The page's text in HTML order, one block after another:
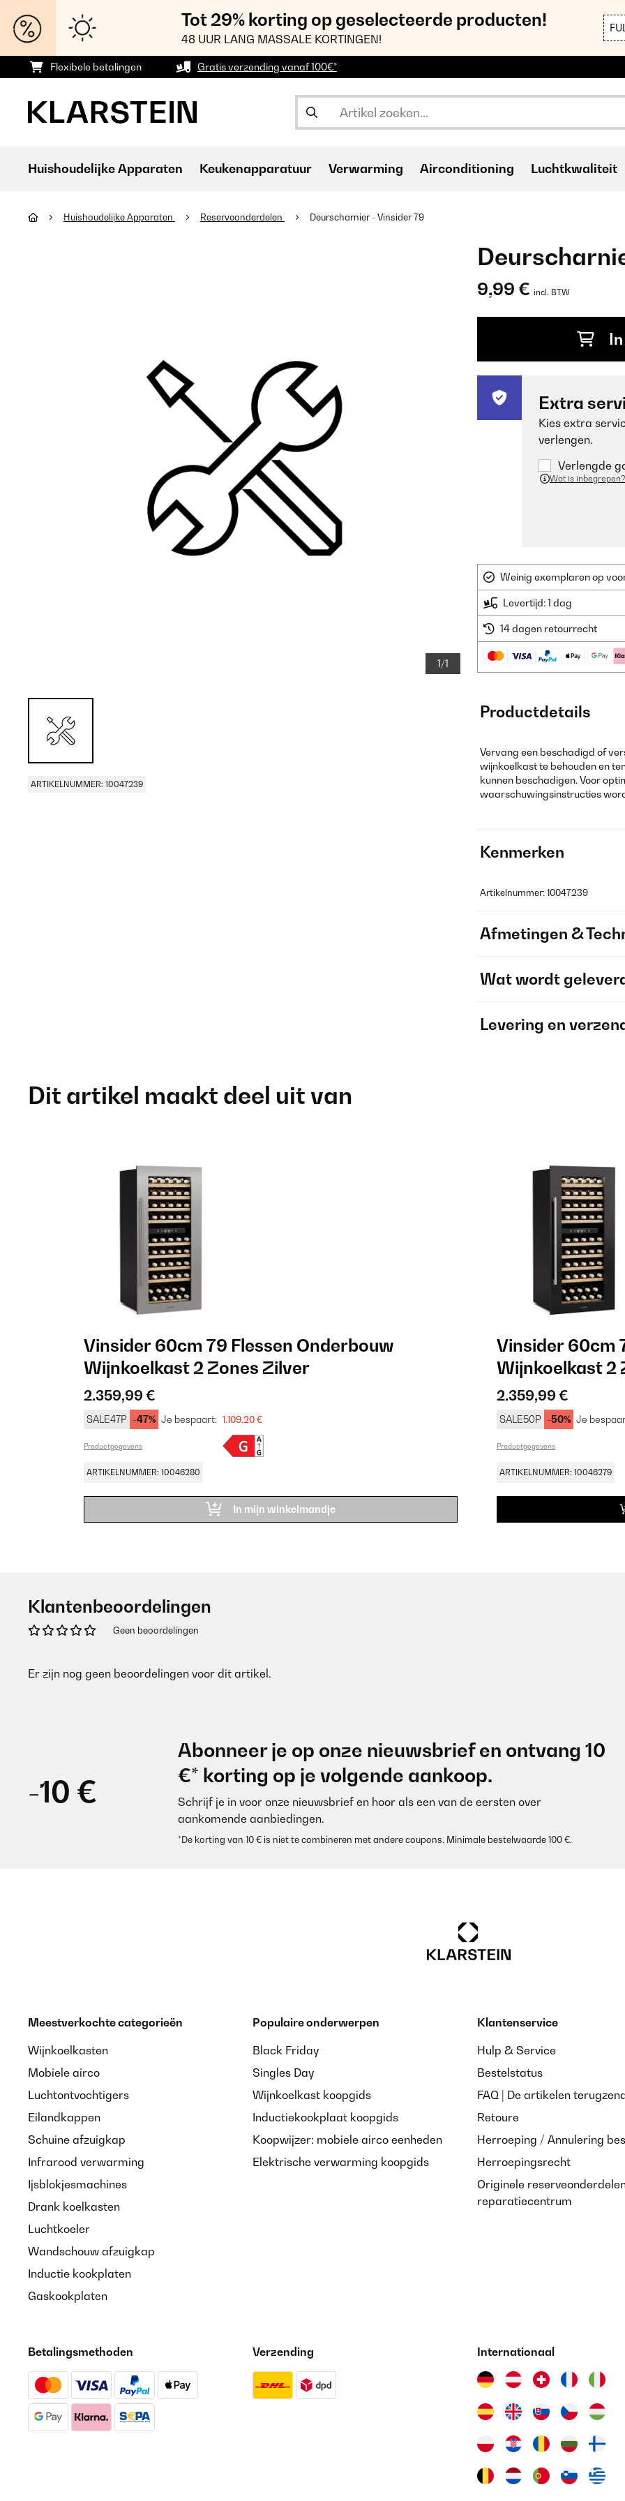
Tot 29% korting op geselecteerde producten!
48 UUR LANG MASSALE KORTINGEN!
Flexibele betalingen Gratis verzending vanaf 100€*
Huishoudelijke Apparaten Keukenapparatuur Verwarming Airconditioning Luchtkwaliteit
Huishoudelijke Apparaten Reserveonderdelen Deurscharnier - Vinsider 79
1/1
ARTIKELNUMMER: 10047239
9,99 € incl. BTW
Extra
Kies extra
verlengen.
Verlengde
Wat is inbegrepen?
Weinig exemplaren op
Levertijd: 1 dag
14 dagen retourrecht
Productdetails
Vervang een beschadigd of
wijnkoelkast te behouden en
kunnen beschadigen. Voor
waarschuwingsinstructies
Kenmerken
Artikelnummer: 10047239
Afmetingen &
Wat wordt
Levering en
Dit artikel maakt deel uit van
Vinsider 60cm 79 Flessen Onderbouw
Wijnkoelkast 2 Zones Zilver
2.359,99 €
SALE47P -47% Je bespaart: 1.109,20 €
Productgegevens
ARTIKELNUMMER: 10046280
In mijn winkelmandje
Vinsider 60cm
Wijnkoelkast 2
2.359,99 €
SALE50P -50% Je
Productgegevens
ARTIKELNUMMER: 10046279
Klantenbeoordelingen
Geen beoordelingen
Er zijn nog geen beoordelingen voor dit artikel.
-10 €
Abonneer je op onze nieuwsbrief en ontvang 10
€* korting op je volgende aankoop.
Schrijf je in voor onze nieuwsbrief en hoor als een van de eersten over
aankomende aanbiedingen.
*De korting van 10 € is niet te combineren met andere coupons. Minimale bestelwaarde 100 €.
Meestverkochte categorieën
Wijnkoelkasten
Mobiele airco
Luchtontvochtigers
Eilandkappen
Schuine afzuigkap
Infrarood verwarming
Ijsblokjesmachines
Drank koelkasten
Luchtkoeler
Wandschouw afzuigkap
Inductie kookplaten
Gaskookplaten
Populaire onderwerpen
Black Friday
Singles Day
Wijnkoelkast koopgids
Inductiekookplaat koopgids
Koopwijzer: mobiele airco eenheden
Elektrische verwarming koopgids
Klantenservice
Hulp & Service
Bestelstatus
FAQ | De artikelen
Retoure
Herroeping / Annulering
Herroepingsrecht
Originele
reparatiecentrum
Betalingsmethoden Verzending Internationaal